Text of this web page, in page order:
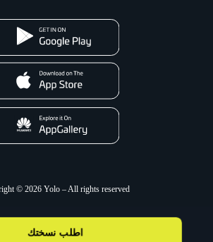
© 2026 Yolo – All rights reserved
اطلب نسختك